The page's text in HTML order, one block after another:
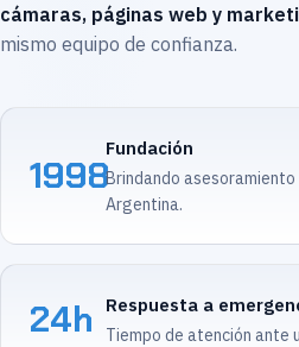
cámaras, páginas web y
mismo equipo de confianza.
1998
Fundación
Brindando
Argentina.
24h Respuesta a
Tiempo de atención ante